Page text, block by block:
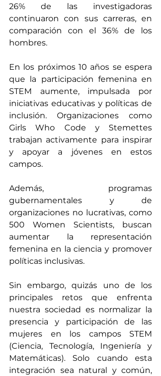
26% de las investigadoras
continuaron con sus carreras, en
comparación con el 36% de los
hombres.​
En los próximos 10 años se espera
que la participación femenina en
STEM aumente, impulsada por
iniciativas educativas y políticas de
inclusión. Organizaciones como
Girls Who Code y Stemettes
trabajan activamente para inspirar
y apoyar a jóvenes en estos
campos.
Además, programas
gubernamentales y de
organizaciones no lucrativas, como
500 Women Scientists, buscan
aumentar la representación
femenina en la ciencia y promover
políticas inclusivas.​
Sin embargo, quizás uno de los
principales retos que enfrenta
nuestra sociedad es normalizar la
presencia y participación de las
mujeres en los campos STEM
(Ciencia, Tecnología, Ingeniería y
Matemáticas). Solo cuando esta
integración sea natural y común,